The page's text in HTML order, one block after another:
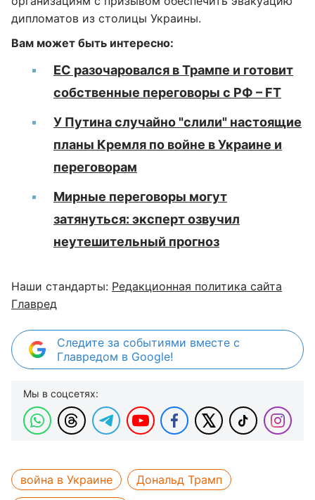
дипломатов из столицы Украины.
Вам может быть интересно:
ЕС разочаровался в Трампе и готовит
собственные переговоры с РФ – FT
У Путина случайно "слили" настоящие
планы Кремля по войне в Украине и
переговорам
Мирные переговоры могут
затянуться: эксперт озвучил
неутешительный прогноз
Наши стандарты: Редакционная политика сайта
Главред
Следите за событиями вместе с
Главредом в Google!
Мы в соцсетях:
война в Украине
Дональд Трамп